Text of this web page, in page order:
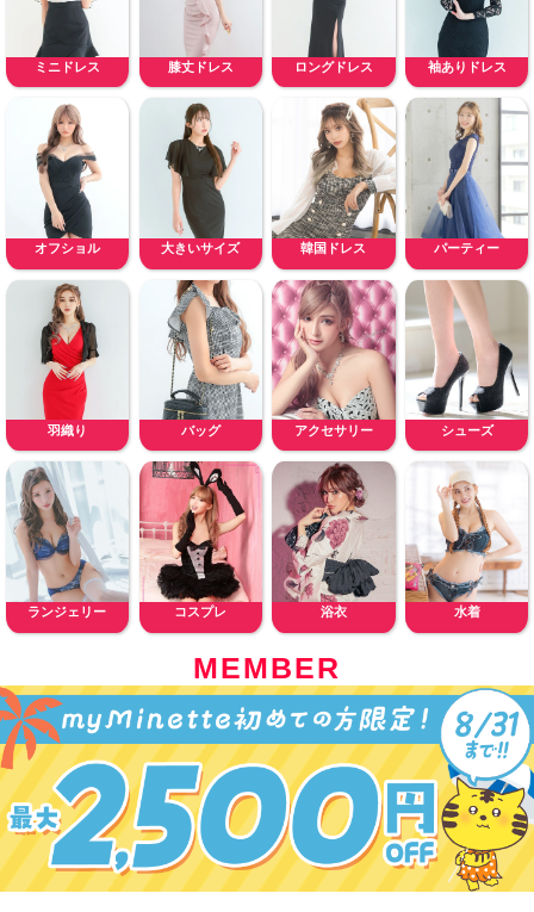
ミニドレス 膝丈ドレス ロングドレス 袖ありドレス
オフショル 大きいサイズ 韓国ドレス パーティー
羽織り バッグ アクセサリー シューズ
ランジェリー コスプレ 浴衣 水着
MEMBER